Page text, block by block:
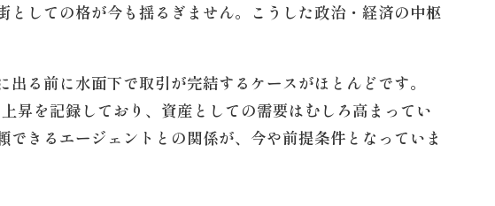
しての格が今も揺るぎません。こうした政治・経済の中枢
る前に水面下で取引が完結するケースがほとんどです。
昇を記録しており、資産としての需要はむしろ高まってい
きるエージェントとの関係が、今や前提条件となっていま